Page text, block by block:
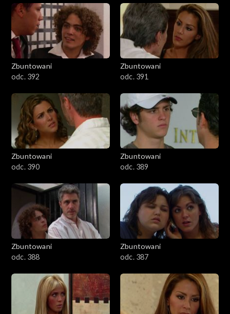
Zbuntowani
odc. 392
Zbuntowani
odc. 391
Zbuntowani
odc. 390
Zbuntowani
odc. 389
Zbuntowani
odc. 388
Zbuntowani
odc. 387